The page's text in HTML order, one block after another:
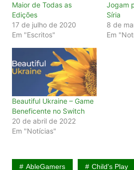
Maior de Todas as
Edições
17 de julho de 2020
Em "Escritos"
Jogam
Síria
8 de
Em
Beautiful Ukraine – Game
Beneficente no Switch
20 de abril de 2022
Em "Notícias"
AbleGamers Child's Play